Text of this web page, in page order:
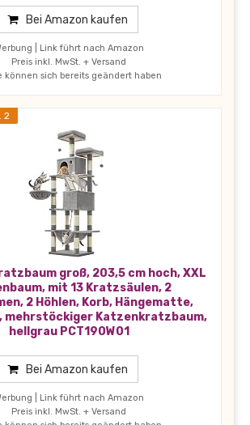
Bei Amazon kaufen
| Link führt nach Amazon
Preis inkl. MwSt. + Versand
können sich bereits geändert haben
2
groß, 203,5 cm hoch, XXL
mit 13 Kratzsäulen, 2
2 Höhlen, Korb, Hängematte,
mehrstöckiger Katzenkratzbaum,
hellgrau PCT190W01
Bei Amazon kaufen
| Link führt nach Amazon
Preis inkl. MwSt. + Versand